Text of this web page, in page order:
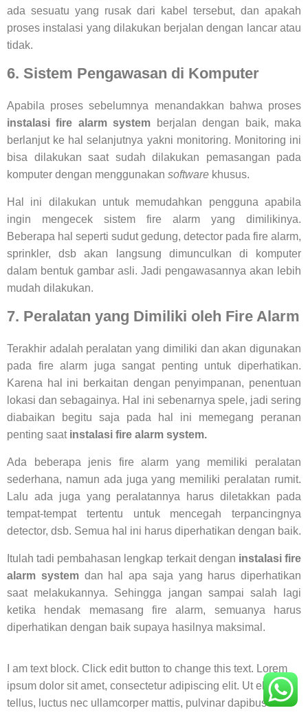
ada sesuatu yang rusak dari kabel tersebut, dan apakah
proses instalasi yang dilakukan berjalan dengan lancar atau
tidak.
6. Sistem Pengawasan di Komputer
Apabila proses sebelumnya menandakkan bahwa proses
instalasi fire alarm system
berjalan dengan baik, maka
berlanjut ke hal selanjutnya yakni monitoring. Monitoring ini
bisa dilakukan saat sudah dilakukan pemasangan pada
komputer dengan menggunakan software khusus.
Hal ini dilakukan untuk memudahkan pengguna apabila
ingin mengecek sistem fire alarm yang dimilikinya.
Beberapa hal seperti sudut gedung, detector pada fire alarm,
sprinkler, dsb akan langsung dimunculkan di komputer
dalam bentuk gambar asli. Jadi pengawasannya akan lebih
mudah dilakukan.
7. Peralatan yang Dimiliki oleh Fire Alarm
Terakhir adalah peralatan yang dimiliki dan akan digunakan
pada fire alarm juga sangat penting untuk diperhatikan.
Karena hal ini berkaitan dengan penyimpanan, penentuan
lokasi dan sebagainya. Hal ini sebenarnya spele, jadi sering
diabaikan begitu saja pada hal ini memegang peranan
penting saat instalasi fire alarm system.
Ada beberapa jenis fire alarm yang memiliki peralatan
sederhana, namun ada juga yang memiliki peralatan rumit.
Lalu ada juga yang peralatannya harus diletakkan pada
tempat-tempat tertentu untuk mencegah terpancingnya
detector, dsb. Semua hal ini harus diperhatikan dengan baik.
Itulah tadi pembahasan lengkap terkait dengan instalasi fire
alarm systemdan hal apa saja yang harus diperhatikan
saat melakukannya. Sehingga jangan sampai salah lagi
ketika hendak memasang fire alarm, semuanya harus
diperhatikan dengan baik supaya hasilnya maksimal.
I am text block. Click edit button to change this text. Lorem
ipsum dolor sit amet, consectetur adipiscing elit. Ut elit
tellus, luctus nec ullamcorper mattis, pulvinar dapibus leo.